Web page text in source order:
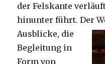
der Felskante
hinunter führt. Der
Ausblicke, die
Begleitung in
Form von